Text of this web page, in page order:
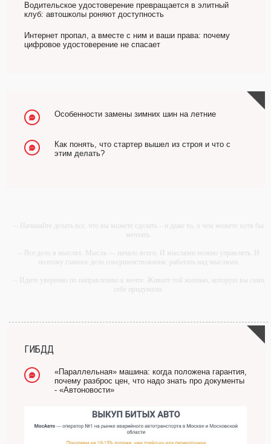
Водительское удостоверение превращается в элитный
клуб: автошколы роняют доступность
Интернет пропал, а вместе с ним и ваши права: почему
цифровое удостоверение не спасает
Особенности замены зимних шин на летние
Как понять, что стартер вышел из строя и что с
этим делать?
-- Начинайте делать все, что вы можете сделать – и даже то, о чем можете хотя бы
мечтать.
-- Все дело в мыслях. Мысль — начало всего. И мыслями можно управлять. И
поэтому главное дело совершенствования: работать над мыслями.
-- Идите уверенно по направлению к мечте. Живите той жизнью, которую вы сами
себе придумали.
-- Лучшее, что можно сделать с хорошим советом, это пропустить его мимо ушей.
Он никогда не бывает полезен никому, кроме того, кто его дал.
ГИБДД
«Параллельная» машина: когда положена гарантия,
почему разброс цен, что надо знать про документы
- «Автоновости»